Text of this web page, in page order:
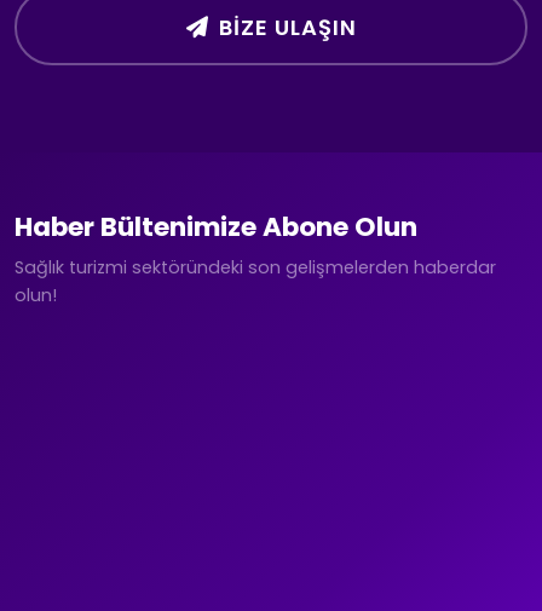
BIZE ULAŞIN
Haber Bültenimize Abone Olun
Sağlık turizmi sektöründeki son gelişmelerden haberdar
olun!